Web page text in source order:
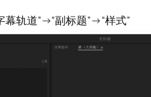
轨道”→“副标题”→“样式”